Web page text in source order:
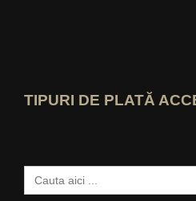
TIPURI DE PLATĂ
Caută: